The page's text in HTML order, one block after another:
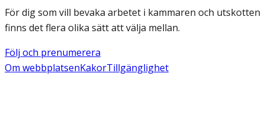
För dig som vill bevaka arbetet i kammaren och utskotten
finns det flera olika sätt att välja mellan.
Följ och prenumerera
Om webbplatsenKakorTillgänglighet